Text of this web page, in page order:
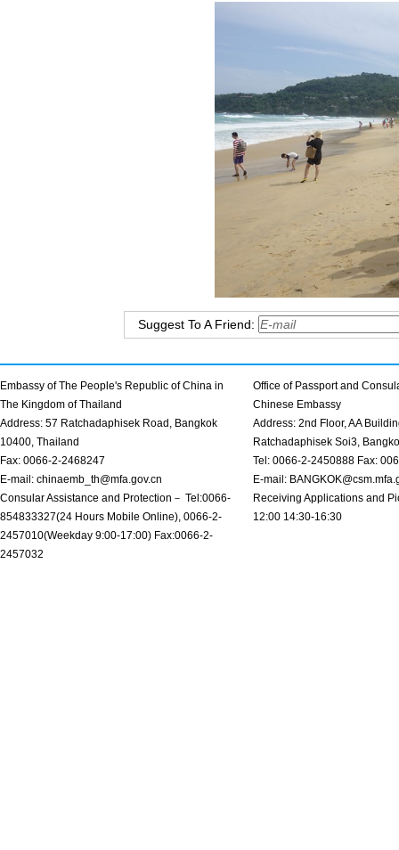
Suggest To A Friend:
Embassy of The People's Republic of China in
The Kingdom of Thailand
Address: 57 Ratchadaphisek Road, Bangkok
10400, Thailand
Fax: 0066-2-2468247
E-mail: chinaemb_th@mfa.gov.cn
Consular Assistance and Protection－ Tel:0066-
854833327(24 Hours Mobile Online), 0066-2-
2457010(Weekday 9:00-17:00) Fax:0066-2-
2457032
Office of Passport and
Chinese Embassy
Address: 2nd Floor, AA
Ratchadaphisek Soi3,
Tel: 0066-2-2450888 Fax:
E-mail:
Receiving Applications and
12:00 14:30-16:30